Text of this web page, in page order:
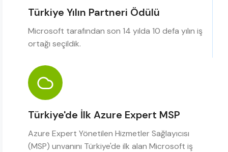
Türkiye Yılın Partneri Ödülü
Microsoft tarafından son 14 yılda 10 defa yılın iş
ortağı seçildik.
Türkiye'de İlk Azure Expert MSP
Azure Expert Yönetilen Hizmetler Sağlayıcısı
(MSP) unvanını Türkiye'de ilk alan Microsoft iş